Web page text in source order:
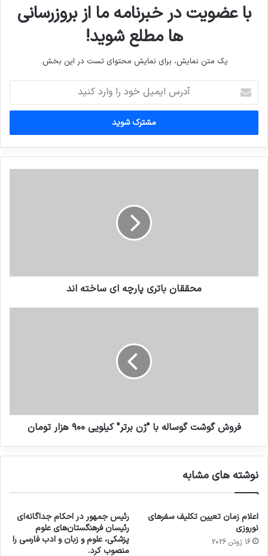
با عضویت در خبرنامه ما از بروزرسانی
ها مطلع شوید!
یک متن نمایش، برای نمایش محتوای تست در این بخش.
ایمیل
خود
وارد
کنید
محققان باتری پارچه ای ساخته اند
فروش گوشت گوساله با "ژن برتر" کیلویی ۹۰۰ هزار تومان
نوشته های مشابه
اعلام زمان تعیین تکلیف سفرهای
نوروزی
16 ژوئن 2026
رئیس جمهور در احکام جداگانه‌ای
رئیسان فرهنگستان‌های علوم
پزشکی، علوم و زبان و ادب فارسی را
منصوب کرد.